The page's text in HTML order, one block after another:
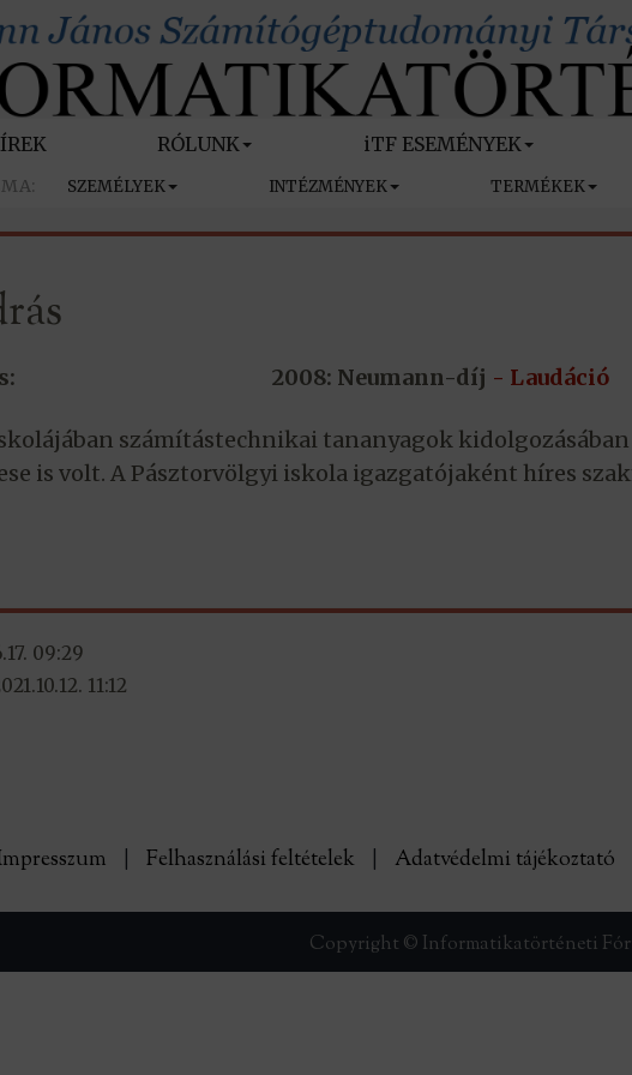
RÓLUNK iTF ESEMÉNYEK
SZEMÉLYEK INTÉZMÉNYEK TERMÉKEK
2008: Neumann-díj - Laudáció
számítástechnikai tananyagok
is volt. A Pásztorvölgyi iskola igazgatójaként híres
09:29
11:12
Felhasználási feltételek Adatvédelmi tájékoztató
Copyright © Informatikatörténeti